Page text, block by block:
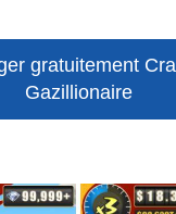
gratuitement
Gazillionaire